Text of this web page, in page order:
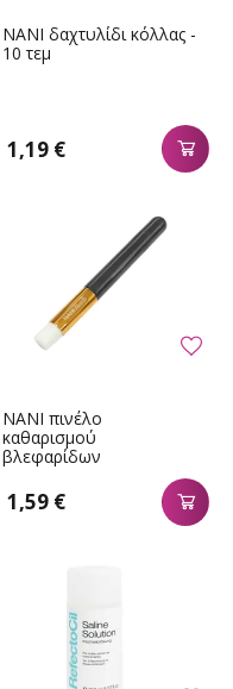
NANI δαχτυλίδι κόλλας -
10 τεμ
1,19 €
NANI πινέλο
καθαρισμού
βλεφαρίδων
1,59 €